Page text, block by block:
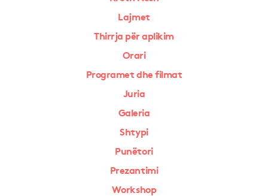
Lajmet
Thirrja për aplikim
Orari
Programet dhe filmat
Juria
Galeria
Shtypi
Punëtori
Prezantimi
Workshop